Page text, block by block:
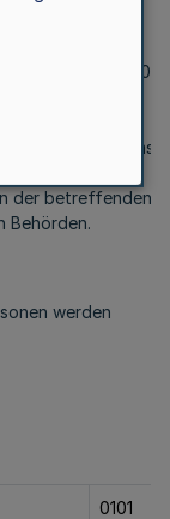
des 100.
die Ehrung von
Ehejubiläums
die
der betreffenden
Behörden.
werden
0101